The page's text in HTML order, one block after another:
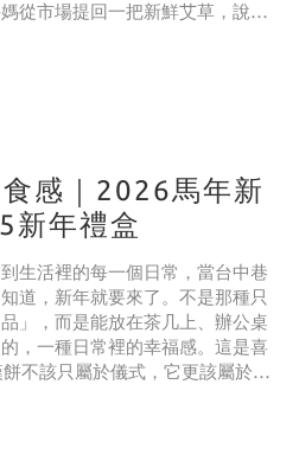
從市場提回一把新鮮艾草，說是
的表達。 而今年，喜豐香1985用
這份柔軟有了全新的形狀。 一、
感｜2026馬年新
新年禮盒
生活裡的每一個日常，當台中巷
道，新年就要來了。​不是那種只
」，而是能放在茶几上、辦公桌
，一種日常裡的幸福感。這是喜
不該只屬於儀式，它更該屬於生
慶的喧囂，不過度包裝年節的隆
真實的生活記憶、最溫暖的人情